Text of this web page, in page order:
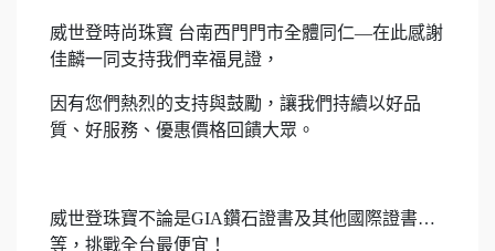
威世登時尚珠寶 台南西門門市全體同仁—在此感謝
佳麟一同支持我們幸福見證，
因有您們熱烈的支持與鼓勵，讓我們持續以好品
質、好服務、優惠價格回饋大眾。
威世登珠寶不論是GIA鑽石證書及其他國際證書…
等，挑戰全台最便宜！